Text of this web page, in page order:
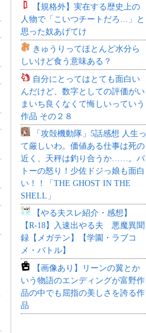
【規格外】実在する歴史上の
人物で「こいつチートだろ…」と
思った奴あげてけ
きゅうりってほとんど水分ら
しいけど食う意味ある？
自分にとってはとても面白い
んだけど、数字としての評価がい
まいち良くなくて悔しいっていう
作品 その２８
「攻殻機動隊」5話感想 人生っ
て厳しいわ。価値ある仕事は死の
近く、天秤は釣り合うか……。バ
トーの怒り！少佐ドジっ娘も面白
い！！「THE GHOST IN THE
SHELL」
【やる夫スレ紹介・感想】
【R-18】入速出やる夫 悪魔異聞
録【メガテン】【学園・ラブコ
メ・バトル】
【画像あり】リーンの翼とか
いう物語のエンディングが富野作
品の中でも屈指の美しさを誇る作
品